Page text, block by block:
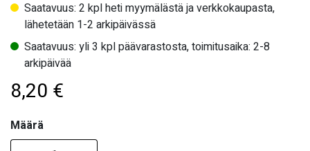
Saatavuus: 2 kpl heti myymälästä ja verkkokaupasta,
lähetetään 1-2 arkipäivässä
Saatavuus: yli 3 kpl päävarastosta, toimitusaika: 2-8
arkipäivää
8,20 €
Määrä
Määrä